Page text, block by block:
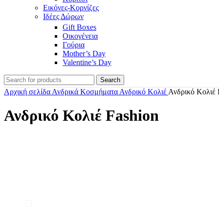
Εικόνες-Κορνίζες
Ιδέες Δώρων
Gift Boxes
Οικογένεια
Γούρια
Mother’s Day
Valentine’s Day
Search
Αρχική σελίδα Ανδρικά Κοσμήματα Ανδρικό Κολιέ Ανδρικό Κολιέ
Ανδρικό Κολιέ Fashion